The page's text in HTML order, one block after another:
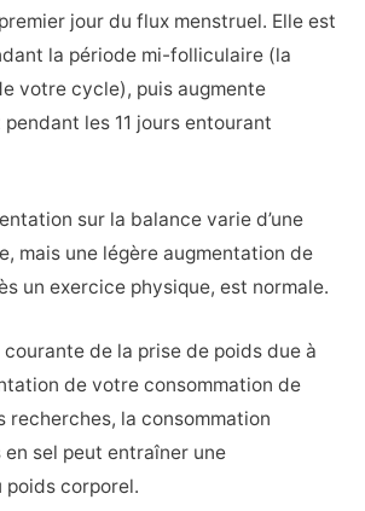
jour du flux menstruel. Elle est
la période mi-folliculaire (la
votre cycle), puis augmente
les 11 jours entourant
sur la balance varie d’une
mais une légère augmentation de
un exercice physique, est normale.
de la prise de poids due à
de votre consommation de
recherches, la consommation
en sel peut entraîner une
poids corporel.